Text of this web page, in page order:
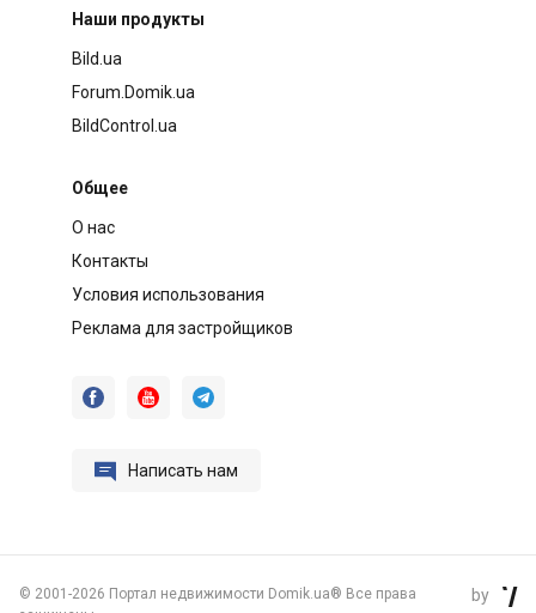
Наши продукты
Bild.ua
Forum.Domik.ua
BildControl.ua
Общее
О нас
Контакты
Условия использования
Реклама для застройщиков
  
 Написать нам
© 2001-2026 Портал недвижимости Domik.ua® Все права
by 